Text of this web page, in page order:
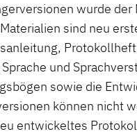
wurde
sind neu
und
sowie die
können nicht
entwickeltes